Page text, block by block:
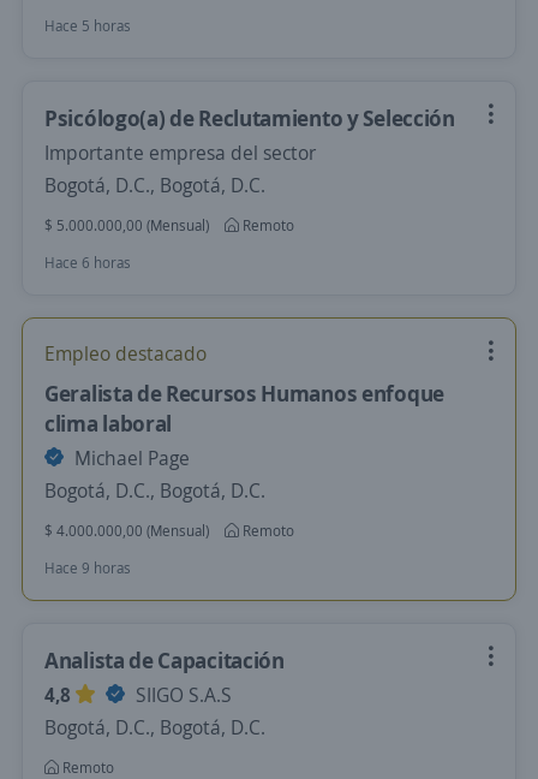
Hace 5 horas
Psicólogo(a) de Reclutamiento y Selección
Importante empresa del sector
Bogotá, D.C., Bogotá, D.C.
$ 5.000.000,00 (Mensual)
Remoto
Hace 6 horas
Empleo destacado
Geralista de Recursos Humanos enfoque
clima laboral
Michael Page
Bogotá, D.C., Bogotá, D.C.
$ 4.000.000,00 (Mensual)
Remoto
Hace 9 horas
Analista de Capacitación
4,8
SIIGO S.A.S
Bogotá, D.C., Bogotá, D.C.
Remoto